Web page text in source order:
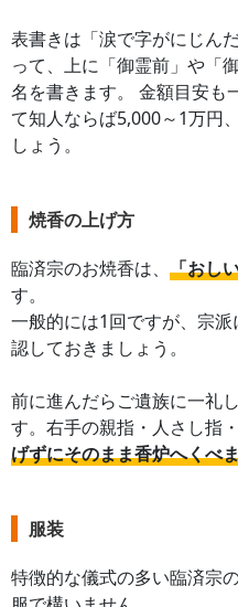
表書きは「涙で字がにじん
って、上に「御霊前」や「
名を書きます。 金額目安も
て知人ならば5,000～1万円
しょう。
焼香の上げ方
臨済宗のお焼香は、 「おし
す。
一般的には1回ですが、宗
認しておきましょう。
前に進んだらご遺族に一礼
す。右手の親指・人さし指
げずにそのまま香炉へくべ
服装
特徴的な儀式の多い臨済宗